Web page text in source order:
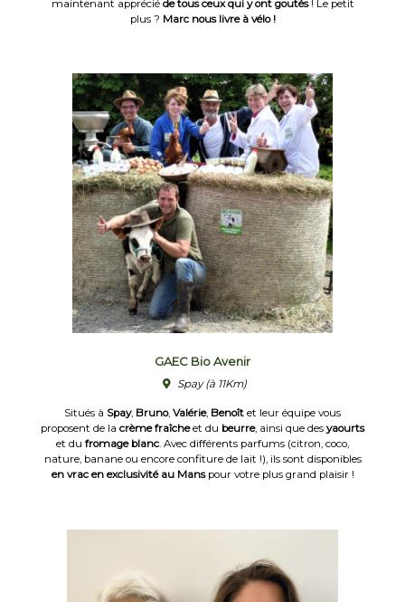
maintenant apprécié de tous ceux qui y ont goutés! Le petit
plus ? Marc nous livre à vélo !
GAEC Bio Avenir
Spay(à 11Km)
Situés à Spay, Bruno, Valérie, Benoît et leur équipe vous
proposent de la crème fraîcheet du beurre, ainsi que des yaourts
et du fromage blanc. Avec différents parfums (citron, coco,
nature, banane ou encore confiture de lait !), ils sont disponibles
en vrac en exclusivité au Manspour votre plus grand plaisir !